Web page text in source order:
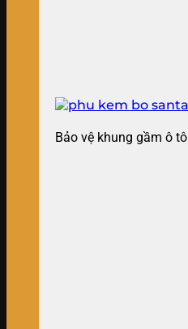
Bảo vệ khung gầm ô tô